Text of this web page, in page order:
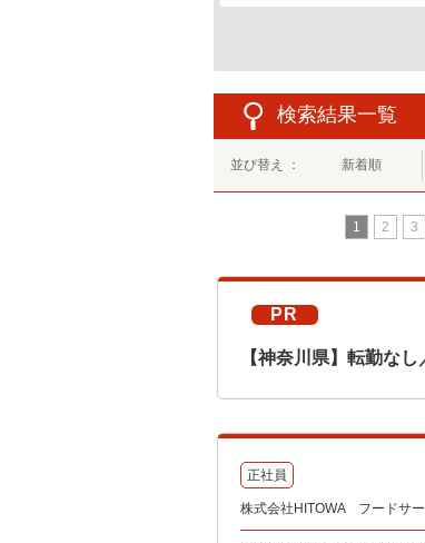
検索結果一覧
並び替え ： 新着順
1 2 3
PR
【神奈川県】転勤な
正社員
株式会社HITOWA フードサ